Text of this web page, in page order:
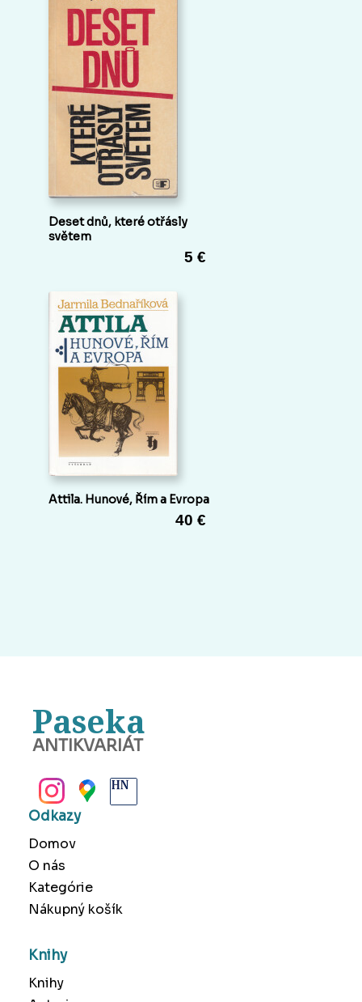
Deset dnů, které otřásly
světem
5 €
Attila. Hunové, Řím a Evropa
40 €
Paseka
ANTIKVARIÁT
Odkazy
Domov
O nás
Kategórie
Nákupný košík
Knihy
Knihy